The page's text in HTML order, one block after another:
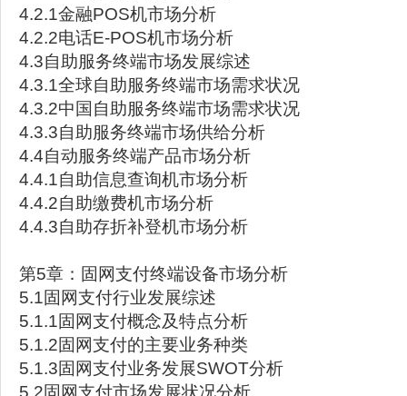
4.2.1金融POS机市场分析
4.2.2电话E-POS机市场分析
4.3自助服务终端市场发展综述
4.3.1全球自助服务终端市场需求状况
4.3.2中国自助服务终端市场需求状况
4.3.3自助服务终端市场供给分析
4.4自动服务终端产品市场分析
4.4.1自助信息查询机市场分析
4.4.2自助缴费机市场分析
4.4.3自助存折补登机市场分析
第5章：固网支付终端设备市场分析
5.1固网支付行业发展综述
5.1.1固网支付概念及特点分析
5.1.2固网支付的主要业务种类
5.1.3固网支付业务发展SWOT分析
5.2固网支付市场发展状况分析